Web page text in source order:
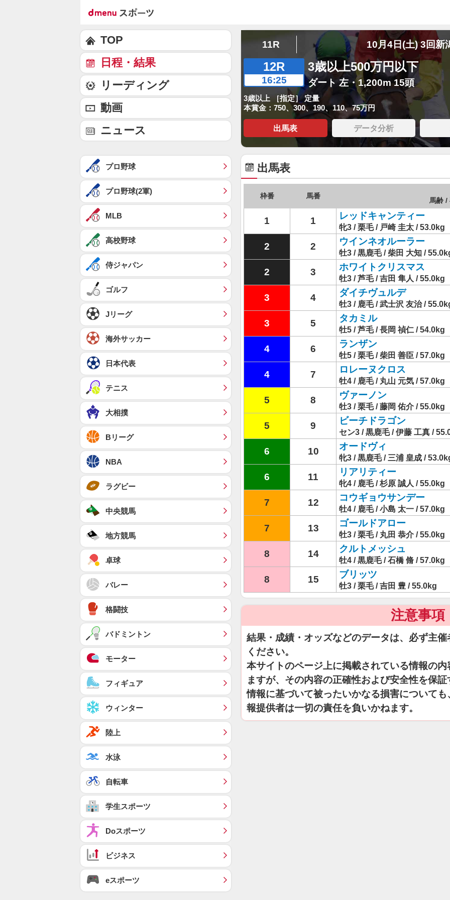
11R 10月4日(土) 3回新
12R
16:25
3歳以上500万円以下
ダート 左・1,200m 15頭
3歳以上 ［指定］ 定量
本賞金：750、300、190、110、75万円
出馬表 データ分析
出馬表
枠番 馬番
馬齢 /
1 1 レッドキャンティー
牝3 / 栗毛 / 戸崎 圭太 / 53.0kg
2 2 ウインネオルーラー
牡3 / 黒鹿毛 / 柴田 大知 /
2 3 ホワイトクリスマス
牡3 / 芦毛 / 吉田 隼人 / 55.0kg
3 4 ダイチヴュルデ
牡3 / 鹿毛 / 武士沢 友治 /
3 5 タカミル
牡5 / 芦毛 / 長岡 禎仁 / 54.0kg
4 6 ランザン
牡5 / 栗毛 / 柴田 善臣 / 57.0kg
4 7 ロレーヌクロス
牡4 / 鹿毛 / 丸山 元気 / 57.0kg
5 8 ヴァーノン
牡3 / 栗毛 / 藤岡 佑介 / 55.0kg
5 9 ビーチドラゴン
セン3 / 黒鹿毛 / 伊藤 工真 /
6 10 オードヴィ
牝3 / 黒鹿毛 / 三浦 皇成 /
6 11 リアリティー
牝4 / 鹿毛 / 杉原 誠人 / 55.0kg
7 12 コウギョウサンデー
牡4 / 鹿毛 / 小島 太一 / 57.0kg
7 13 ゴールドアロー
牡3 / 栗毛 / 丸田 恭介 / 55.0kg
8 14 クルトメッシュ
牡4 / 黒鹿毛 / 石橋 脩 / 57.0kg
8 15 ブリッツ
牡3 / 栗毛 / 吉田 豊 / 55.0kg
注意事項
結果・成績・オッズなどのデータは、必ず主
ください。
本サイトのページ上に掲載されている情報の
ますが、その内容の正確性および安全性を保
情報に基づいて被ったいかなる損害について
報提供者は一切の責任を負いかねます。
TOP
日程・結果
リーディング
動画
ニュース
プロ野球
プロ野球(2軍)
MLB
高校野球
侍ジャパン
ゴルフ
Jリーグ
海外サッカー
日本代表
テニス
大相撲
Bリーグ
NBA
ラグビー
中央競馬
地方競馬
卓球
バレー
格闘技
バドミントン
モーター
フィギュア
ウィンター
陸上
水泳
自転車
学生スポーツ
Doスポーツ
ビジネス
eスポーツ